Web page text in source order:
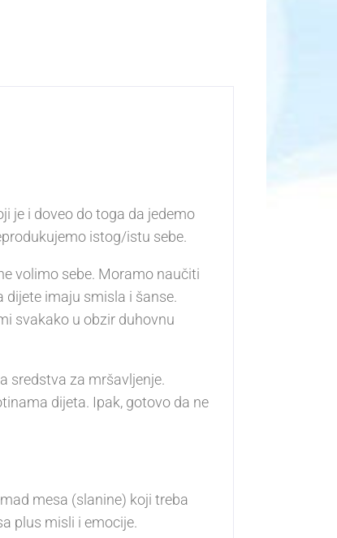
je i doveo do toga da jedemo
istog/istu sebe.
volimo sebe. Moramo naučiti
dijete imaju smisla i šanse.
svakako u obzir duhovnu
sredstva za mršavljenje.
dijeta. Ipak, gotovo da ne
mesa (slanine) koji treba
plus misli i emocije.